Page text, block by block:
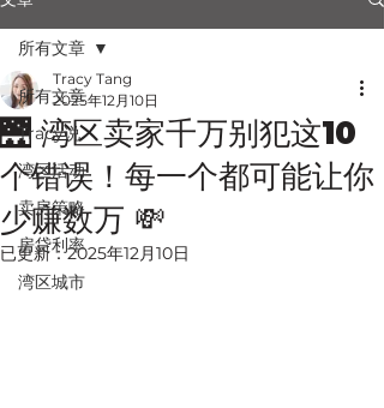
所有文章
Tracy说
湾区活动
卖房策略
房贷利率
湾区城市
所有文章
🌉 湾区卖家千万别犯这10
个错误！每一个都可能让你
少赚数万 💸
Tracy Tang
2025年12月10日
已更新：2025年12月10日